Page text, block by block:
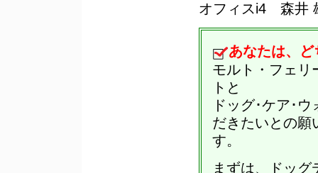
オフィスi4 森井
あなたは、
モルト・フェリ
トと
ドッグ･ケア･
だきたいとの願
す。
まずは、ドッ